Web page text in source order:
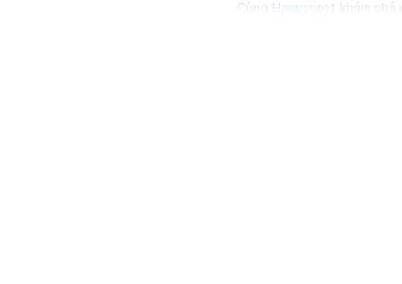
Cùng Happynest khám